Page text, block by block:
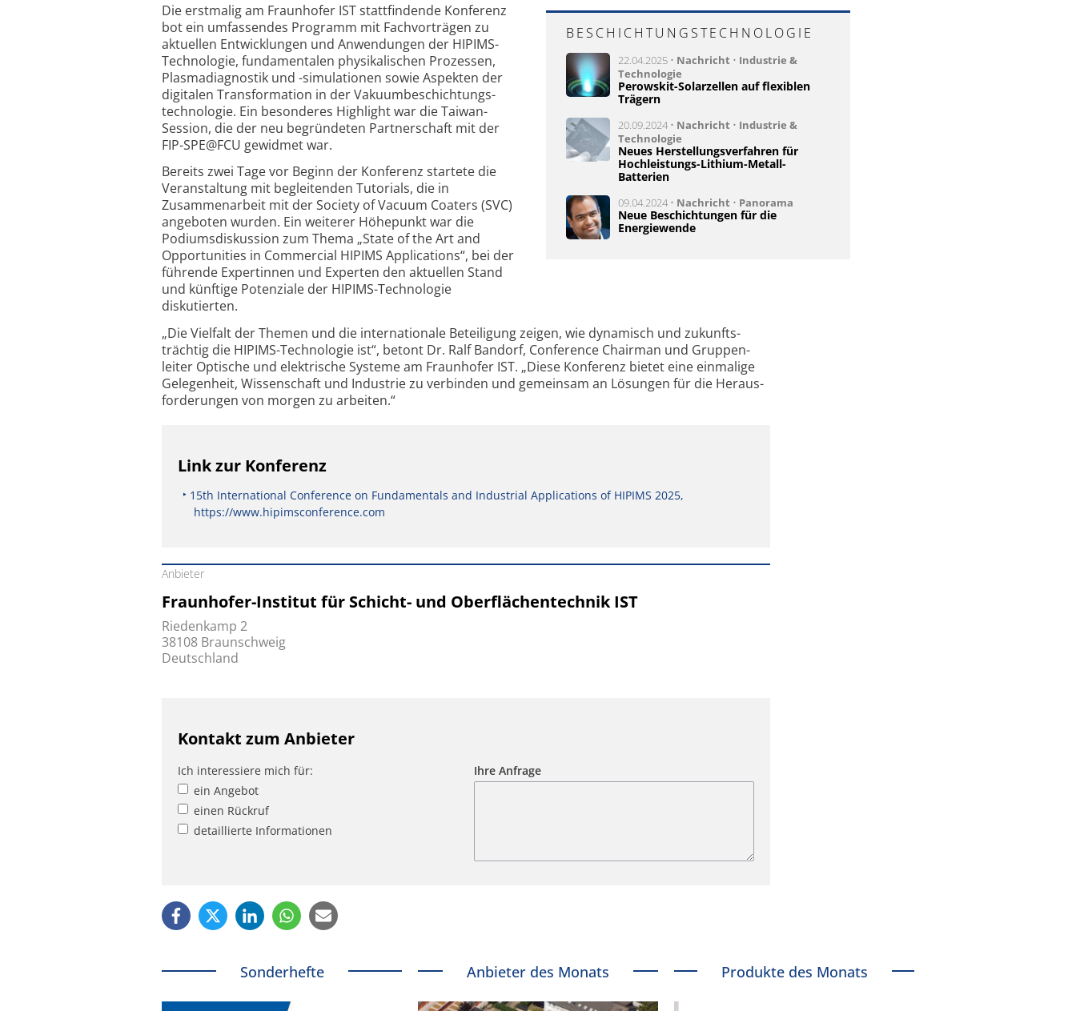
BESCHICHTUNGSTECHNOLOGIE
22.04.2025 • Nachricht • Industrie &
Technologie
Perowskit-Solarzellen auf flexiblen
Trägern
20.09.2024 • Nachricht • Industrie &
Technologie
Neues Herstellungsverfahren für
Hochleistungs-Lithium-Metall-
Batterien
09.04.2024 • Nachricht • Panorama
Neue Beschichtungen für die
Energiewende
Die erstmalig am Fraunhofer IST stattfindende Konferenz
bot ein umfassendes Programm mit Fach­vorträgen zu
aktuellen Entwicklungen und Anwendungen der HIPIMS-
Technologie, fundamentalen physikalischen Prozessen,
Plasma­diagnostik und -simulationen sowie Aspekten der
digitalen Trans­formation in der Vakuum­beschichtungs­
technologie. Ein besonderes Highlight war die Taiwan-
Session, die der neu begründeten Partner­schaft mit der
FIP-SPE@FCU gewidmet war.
Bereits zwei Tage vor Beginn der Konferenz startete die
Veran­staltung mit beglei­tenden Tutorials, die in
Zusammen­arbeit mit der Society of Vacuum Coaters (SVC)
angeboten wurden. Ein weiterer Höhepunkt war die
Podiums­diskussion zum Thema „State of the Art and
Opportu­nities in Commercial HIPIMS Appli­cations“, bei der
führende Expertinnen und Experten den aktuellen Stand
und künftige Potenziale der HIPIMS-Techno­logie
diskutierten.
„Die Vielfalt der Themen und die inter­nationale Beteiligung zeigen, wie dynamisch und zukunfts­
trächtig die HIPIMS-Technologie ist“, betont Dr. Ralf Bandorf, Conference Chairman und Gruppen­
leiter Optische und elektrische Systeme am Fraun­hofer IST. „Diese Konferenz bietet eine einmalige
Gelegen­heit, Wissen­schaft und Industrie zu verbinden und gemeinsam an Lösungen für die Heraus­
forderungen von morgen zu arbeiten.“
Link zur Konferenz
15th International Conference on Fundamentals and Industrial Applications of HIPIMS 2025,
https://www.hipimsconference.com
Anbieter
Fraunhofer-Institut für Schicht- und Oberflächentechnik IST
Riedenkamp 2
38108 Braunschweig
Deutschland
Kontakt zum Anbieter
Ich interessiere mich für:
ein Angebot
einen Rückruf
detaillierte Informationen
Ihre Anfrage
Sonderhefte Anbieter des Monats Produkte des Monats